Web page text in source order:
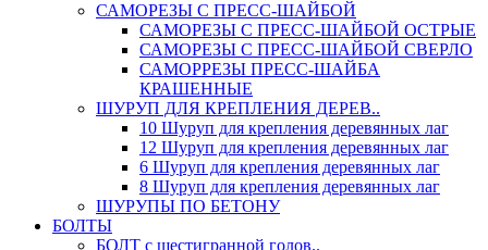
САМОРЕЗЫ С ПРЕСС-ШАЙБОЙ
САМОРЕЗЫ С ПРЕСС-ШАЙБОЙ ОСТРЫЕ
САМОРЕЗЫ С ПРЕСС-ШАЙБОЙ СВЕРЛО
САМОРРЕЗЫ ПРЕСС-ШАЙБА
КРАШЕННЫЕ
ШУРУП ДЛЯ КРЕПЛЕНИЯ ДЕРЕВ..
10 Шуруп для крепления деревянных лаг
12 Шуруп для крепления деревянных лаг
6 Шуруп для крепления деревянных лаг
8 Шуруп для крепления деревянных лаг
ШУРУПЫ ПО БЕТОНУ
БОЛТЫ
БОЛТ с шестигранной голов..